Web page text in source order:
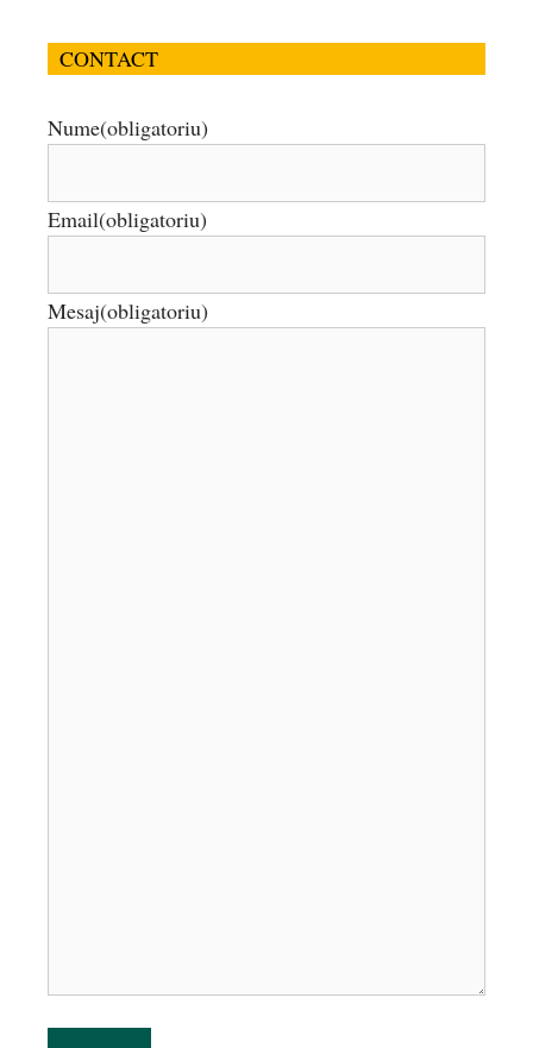
CONTACT
Nume(obligatoriu)
Email(obligatoriu)
Mesaj(obligatoriu)